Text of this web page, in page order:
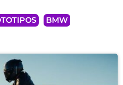
BMW